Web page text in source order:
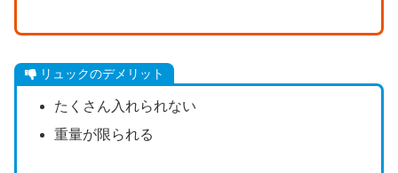
リュックのデメリット
たくさん入れられない
重量が限られる